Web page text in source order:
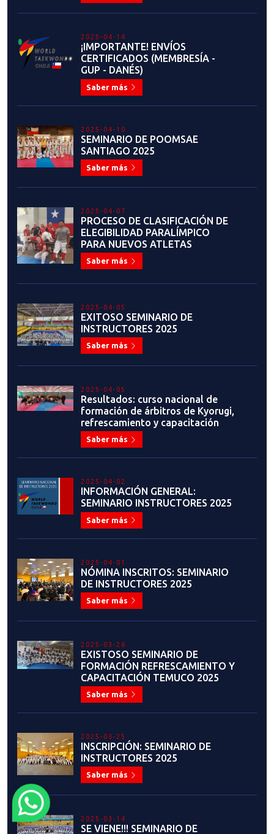
2025-04-14
¡IMPORTANTE! ENVÍOS
CERTIFICADOS (MEMBRESÍA -
GUP - DANÉS)
Saber más
2025-04-10
SEMINARIO DE POOMSAE
SANTIAGO 2025
Saber más
2025-04-07
PROCESO DE CLASIFICACIÓN DE
ELEGIBILIDAD PARALÍMPICO
PARA NUEVOS ATLETAS
Saber más
2025-04-05
EXITOSO SEMINARIO DE
INSTRUCTORES 2025
Saber más
2025-04-05
Resultados: curso nacional de
formación de árbitros de Kyorugi,
refrescamiento y capacitación
Saber más
2025-04-02
INFORMACIÓN GENERAL:
SEMINARIO INSTRUCTORES 2025
Saber más
2025-04-01
NÓMINA INSCRITOS: SEMINARIO
DE INSTRUCTORES 2025
Saber más
2025-03-26
EXISTOSO SEMINARIO DE
FORMACIÓN REFRESCAMIENTO Y
CAPACITACIÓN TEMUCO 2025
Saber más
2025-03-25
INSCRIPCIÓN: SEMINARIO DE
INSTRUCTORES 2025
Saber más
2025-03-14
SE VIENE!!! SEMINARIO DE